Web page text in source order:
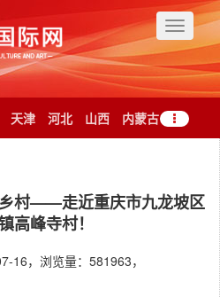
Toggle
天津 河北 山西 内蒙古
东 广西 海南 重庆 四川 贵州
村——走近重庆市九龙坡区
高峰寺村！
16，浏览量：581963，